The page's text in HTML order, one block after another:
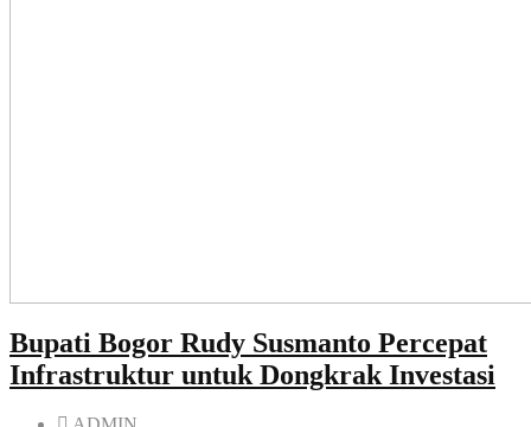
Bupati Bogor Rudy Susmanto Percepat
Infrastruktur untuk Dongkrak Investasi